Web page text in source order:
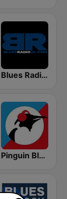
Blues Radio UK
Pinguin Blues